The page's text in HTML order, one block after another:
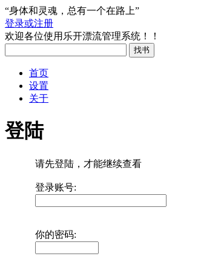
“身体和灵魂，总有一个在路上”
登录或注册
欢迎各位使用乐开漂流管理系统！！
首页
设置
关于
登陆
请先登陆，才能继续查看
登录账号:
你的密码: